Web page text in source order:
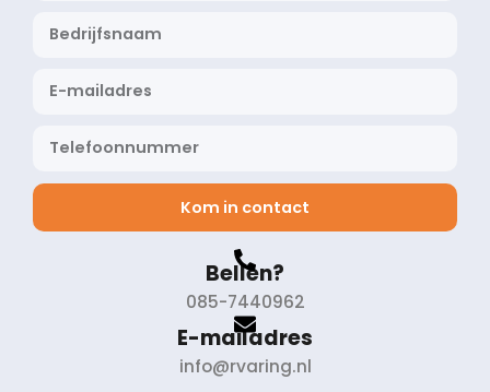
Kom in contact
Bellen?
085-7440962
E-mailadres
info@rvaring.nl